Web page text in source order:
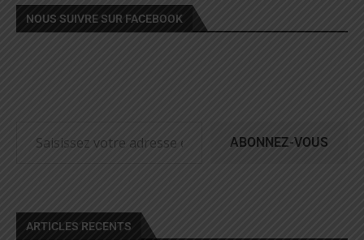
NOUS SUIVRE SUR FACEBOOK
ABONNEZ-VOUS
ARTICLES RECENTS